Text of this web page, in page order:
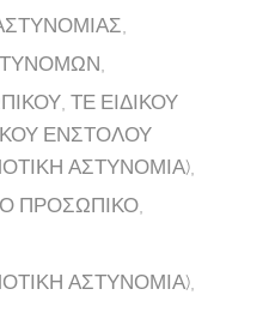
ΤΕ ΕΙΔΙΚΟΥ
ΕΝΣΤΟΛΟΥ
ΑΣΤΥΝΟΜΙΑ),
ΠΡΟΣΩΠΙΚΟ,
ΑΣΤΥΝΟΜΙΑ),